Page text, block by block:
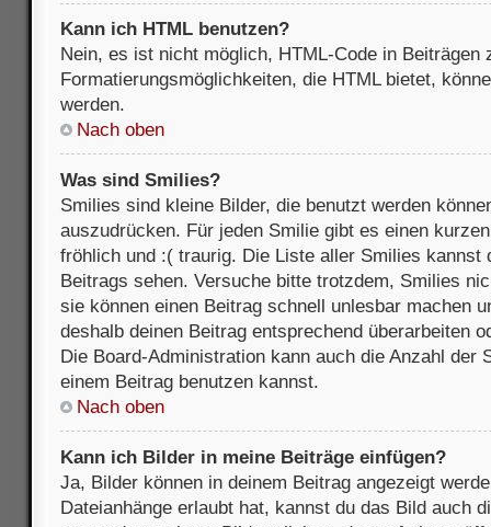
Kann ich HTML benutzen?
Nein, es ist nicht möglich, HTML-Code in Beiträgen
Formatierungsmöglichkeiten, die HTML bietet,
werden.
Nach oben
Was sind Smilies?
Smilies sind kleine Bilder, die benutzt werden
auszudrücken. Für jeden Smilie gibt es einen
fröhlich und :( traurig. Die Liste aller Smilies kannst
Beitrags sehen. Versuche bitte trotzdem, Smilies
sie können einen Beitrag schnell unlesbar machen
deshalb deinen Beitrag entsprechend überarbeiten
Die Board-Administration kann auch die Anzahl der
einem Beitrag benutzen kannst.
Nach oben
Kann ich Bilder in meine Beiträge einfügen?
Ja, Bilder können in deinem Beitrag angezeigt
Dateianhänge erlaubt hat, kannst du das Bild auch